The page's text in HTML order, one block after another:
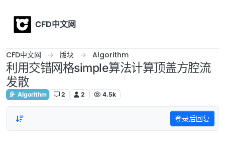
CFD中文网
CFD中文网 版块 Algorithm
利用交错网格simple算法计算顶盖方腔流
发散
Algorithm 2 2 4.5k
登录后回复